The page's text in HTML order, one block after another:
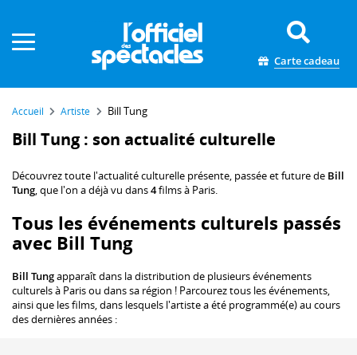
Carte cadeau
Accueil Artiste Bill Tung
Bill Tung : son actualité culturelle
Découvrez toute l'actualité culturelle présente, passée et future de Bill
Tung, que l'on a déjà vu dans4films à Paris.
Tous les événements culturels passés
avec Bill Tung
Bill Tungapparaît dans la distribution de plusieurs événements
culturels à Paris ou dans sa région ! Parcourez tous les événements,
ainsi que les films, dans lesquels l'artiste a été programmé(e) au cours
des dernières années :